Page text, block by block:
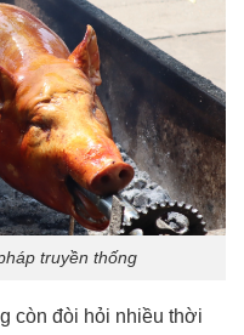
truyền thống
còn đòi hỏi nhiều thời